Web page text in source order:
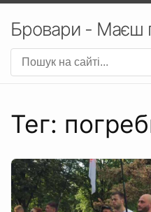
Бровари - Маєш
Тег: